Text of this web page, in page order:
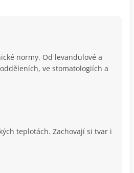
normy. Od levandulové a
ve stomatologiích a
teplotách. Zachovají si tvar i